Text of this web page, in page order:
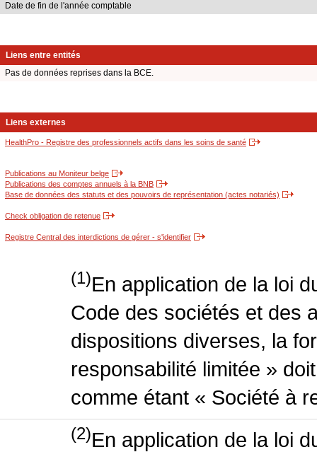
Date de fin de l'année comptable
Liens entre entités
Pas de données reprises dans la BCE.
Liens externes
HealthPro - Registre des professionnels actifs dans les soins de santé
Publications au Moniteur belge
Publications des comptes annuels à la BNB
Base de données des statuts et des pouvoirs de représentation (actes notariés)
Check obligation de retenue
Registre Central des interdictions de gérer - s'identifier
(1)En application de la loi
Code des sociétés et des
dispositions diverses, la
responsabilité limitée »
comme étant « Société à
(2)En application de la loi